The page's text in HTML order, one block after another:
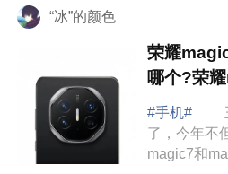
“冰”的颜色
荣耀
哪个?荣
#手机#
王
了，今年不
magic7和